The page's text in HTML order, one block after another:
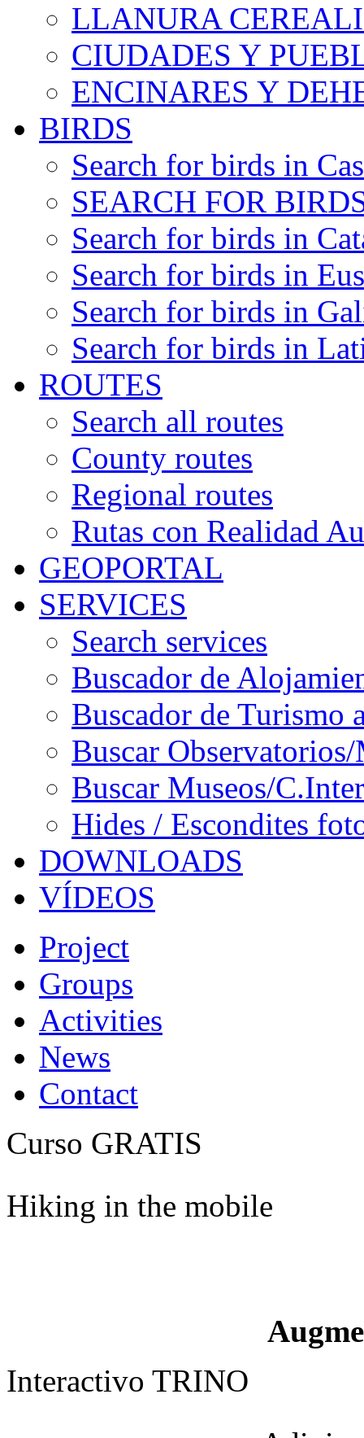
LLANURA
CIUDADES Y
ENCINARES Y
BIRDS
Search for birds in
SEARCH FOR
Search for birds in
Search for birds in
Search for birds in
Search for birds in
ROUTES
Search all routes
County routes
Regional routes
Rutas con Realidad
GEOPORTAL
SERVICES
Search services
Buscador de
Buscador de Turismo
Buscar
Buscar Museos/
Hides / Escondites
DOWNLOADS
VÍDEOS
Project
Groups
Activities
News
Contact
Curso GRATIS
Hiking in the mobile
Interactivo TRINO